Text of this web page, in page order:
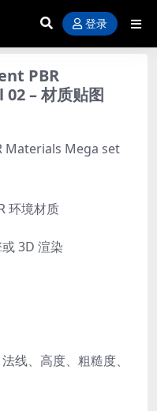
登录
PBR
– 材质贴图
Materials Mega set
环境材质
3D 渲染
线、高度、粗糙度、